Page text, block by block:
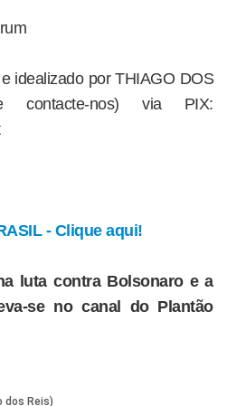
idealizado por THIAGO DOS
contacte-nos) via PIX:
- Clique aqui!
luta contra Bolsonaro e a
se no canal do Plantão